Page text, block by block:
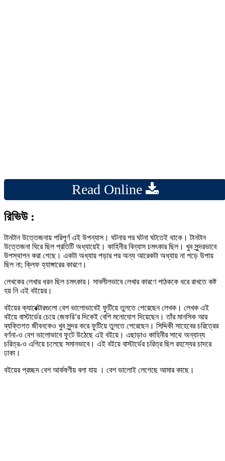
Read Online
রিভিউ :
টানটান উত্তেজনায় পরিপূর্ণ এই উপন্যাস। ঘটনার পর ঘটনা ঘটতেই থাকে। টানটান
উত্তেজনা ঘিরে ছিল প্রতিটি অধ্যায়েই। কাহিনীর বিন্যাস চমৎকার ছিল। খুব সুন্দরভাবে
উপস্থাপন করা গেছে। একটা অধ্যায় পড়ার পর অন্য আরেকটা অধ্যায় না পড়ে উপায়
ছিল না; ক্লিফ হ্যাঙ্গারের কারণে।
লেখকের লেখার ধরন ছিল চমৎকার। সাবলীলভাবে লেখার কারণে পাঠককে ধরে রাখতে কষ্ট
হয় নি এই বইয়ের।
বইয়ের ক্যারেক্টারগুলো বেশ ভালোভাবেই ফুটিয়ে তুলতে পেরেছেন লেখক। লেখক এই
বইয়ে বাস্টার্ডের চেয়ে জেফরি’র দিকেই বেশি মনোযোগ দিয়েছেন। তাঁর মানসিক আর
ব্যক্তিগত জীবনকেও খুব সুন্দর করে ফুটিয়ে তুলতে পেরেছেন। সিদ্দিকী সাহেবের চরিত্রের
বর্ণনা-ও বেশ ভালোভাবে ফুটে উঠেছে এই বইয়ে। এছাড়াও কাহিনীর সাথে অন্যান্য
চরিত্র-ও এগিয়ে চলেছে সমানভাবে। এই বইয়ে বাস্টার্ডের চরিত্র ছিল রহস্যের চাদরে
ঢাকা।
বইয়ের প্রচ্ছদ বেশ আর্কষণীয় বলা যায় । বেশ ভালোই লেগেছে আমার কাছে।